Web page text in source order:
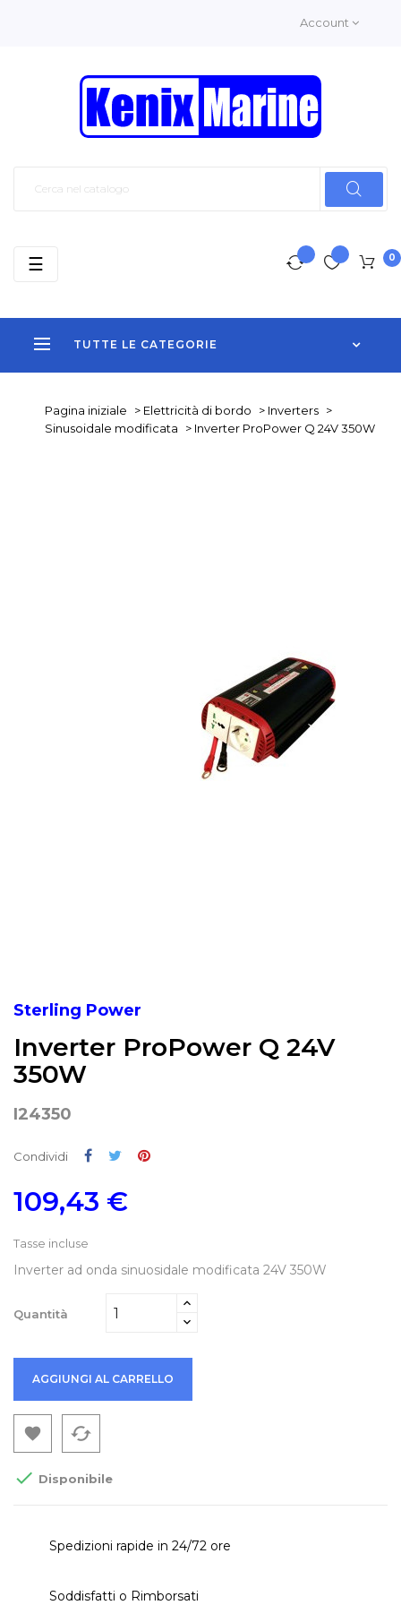
Account
0
TUTTE LE CATEGORIE
navigazione
☰
Pagina iniziale > Elettricità di bordo > Inverters >
Sinusoidale modificata
> Inverter ProPower Q 24V 350W
Sterling Power
Inverter ProPower Q 24V
350W
I24350
Condividi Condividi
Twitta
109,43 €
Tasse incluse
Inverter ad onda sinuosidale modificata 24V 350W
Quantità
AGGIUNGI AL CARRELLO
 cached
 Disponibile
Spedizioni rapide in 24/72 ore
Soddisfatti o Rimborsati